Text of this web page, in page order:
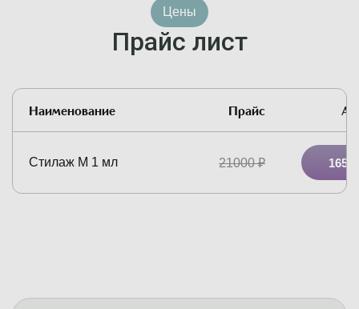
Цены
Прайс лист
Наименование Прайс
Стилаж М 1 мл 21000₽